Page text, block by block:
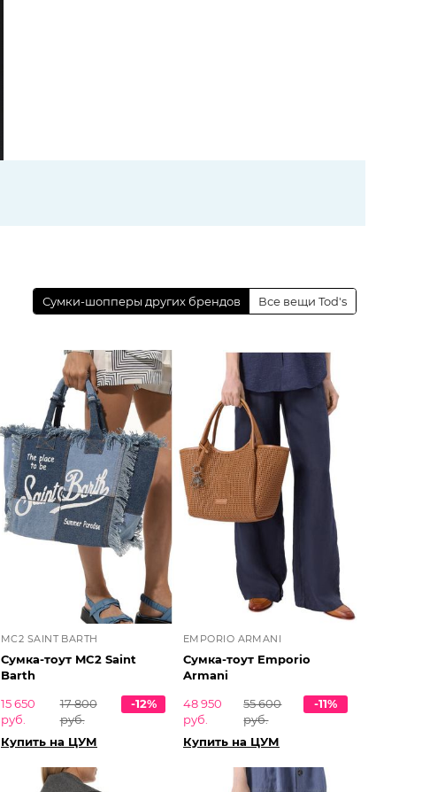
Сумки-шопперы других брендов Все вещи Tod's
MC2 SAINT BARTH
Сумка-тоут MC2 Saint
Barth
15 650
руб.
17 800
руб.
-12%
Купить на ЦУМ
EMPORIO ARMANI
Сумка-тоут Emporio
Armani
48 950
руб.
55 600
руб.
-11%
Купить на ЦУМ